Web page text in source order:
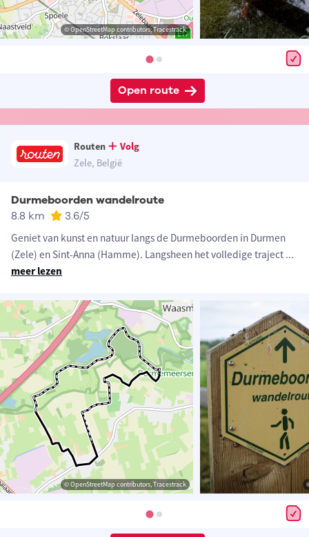
© OpenStreetMap contributors, Tracestrack
Open route
Routen
Volg
Zele, België
Durmeboorden wandelroute
8.8 km 3.6/5
Geniet van kunst en natuur langs de Durmeboorden in Durmen
(Zele) en Sint-Anna (Hamme). Langsheen het volledige traject ...
meer lezen
© OpenStreetMap contributors, Tracestrack